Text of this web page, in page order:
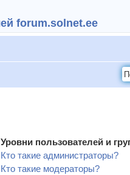
forum.solnet.ee
Уровни пользователей и
Кто такие администраторы?
Кто такие модераторы?